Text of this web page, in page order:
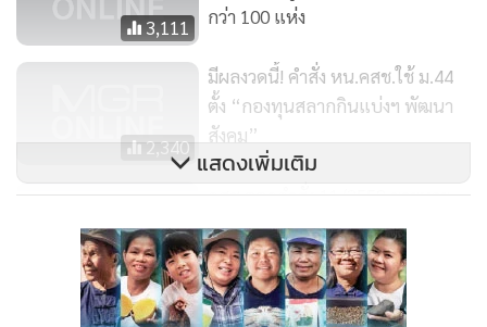
3,111
กว่า 100 แห่ง
2,340
มีผลงวดนี้! คำสั่ง หน.คสช.ใช้ ม.44
ตั้ง “กองทุนสลากกินแบ่งฯ พัฒนา
สังคม”
31,011
คสช.ออกคำสั่ง 11/2558 ขายหวย
แพงเจอคุก - ให้บอร์ดสลากฯพ้น
ตำแหน่ง
แสดงเพิ่มเติม